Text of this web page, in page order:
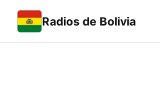
Radios de Bolivia